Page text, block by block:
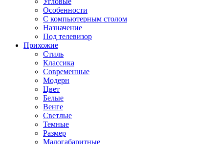
Особенности
С компьютерным столом
Назначение
Под телевизор
Прихожие
Стиль
Классика
Современные
Модерн
Цвет
Белые
Венге
Светлые
Темные
Размер
Малогабаритные